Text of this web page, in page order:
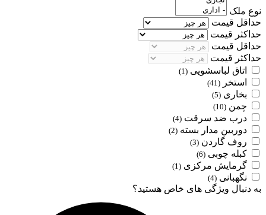
نوع ملک
حداقل قیمت
حداکثر قیمت
حداقل قیمت
حداکثر قیمت
اتاق لباسشویی (1)
استخر (41)
بخاری (5)
چمن (10)
درب ضد سرقت (4)
دوربین مدار بسته (2)
روف گاردن (3)
کبله چوبی (6)
گرمایش مرکزی (1)
نگهبانی (4)
به دنبال ویژگی های خاص هستید؟